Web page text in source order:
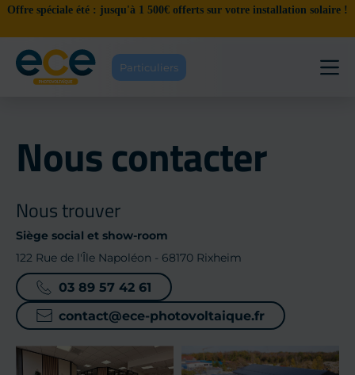
P
s
e
o
u
Offre spéciale été : jusqu'à 1 500€ offerts sur votre installation solaire !
Particuliers
Nous contacter
Nous trouver
Siège social et show-room
122 Rue de l'Île Napoléon - 68170 Rixheim
03 89 57 42 61
contact@ece-photovoltaique.fr